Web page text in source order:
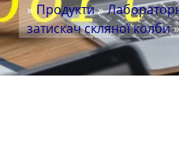
»Продукти»
затискач скляної колби»